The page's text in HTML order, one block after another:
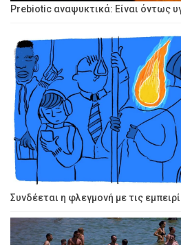
Prebiotic αναψυκτικά: Είναι όντως
Συνδέεται η φλεγμονή με τις